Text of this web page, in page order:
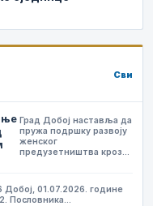
Сви
Град Добој наставља да
пружа подршку развоју
женског
предузетништва кроз…
Добој, 01.07.2026. године
Пословника…